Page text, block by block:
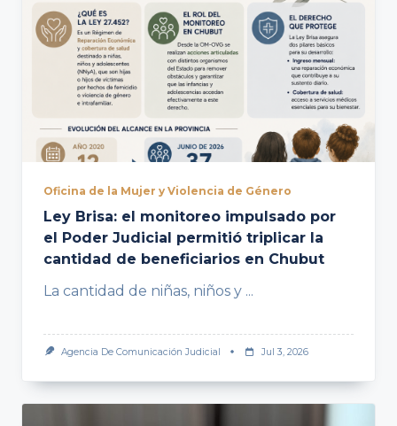
Oficina de la Mujer y Violencia de Género
Ley Brisa: el monitoreo impulsado por
el Poder Judicial permitió triplicar la
cantidad de beneficiarios en Chubut
La cantidad de niñas, niños y ...
Agencia De Comunicación Judicial Jul 3, 2026